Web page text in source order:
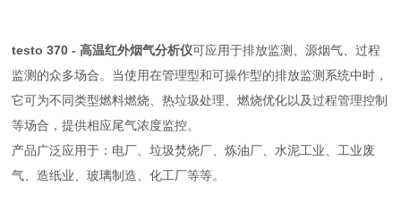
testo 370 - 高温红外烟气分析仪可应用于排放监测、源烟气、过程
监测的众多场合。当使用在管理型和可操作型的排放监测系统中时，
它可为不同类型燃料燃烧、热垃圾处理、燃烧优化以及过程管理控制
等场合，提供相应尾气浓度监控。
产品广泛应用于：电厂、垃圾焚烧厂、炼油厂、水泥工业、工业废
气、造纸业、玻璃制造、化工厂等等。